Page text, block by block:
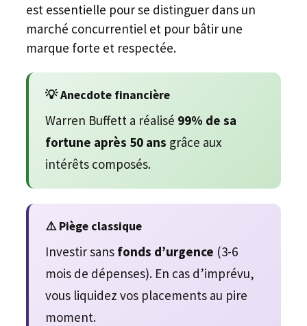
est essentielle pour se distinguer dans un
marché concurrentiel et pour bâtir une
marque forte et respectée.
💡 Anecdote financière
Warren Buffett a réalisé 99% de sa
fortune après 50 ans grâce aux
intérêts composés.
⚠️ Piège classique
Investir sans fonds d’urgence (3-6
mois de dépenses). En cas d’imprévu,
vous liquidez vos placements au pire
moment.